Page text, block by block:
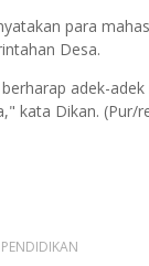
para
Desa.
adek-
kata Dikan. (Pur/
PENDIDIKAN